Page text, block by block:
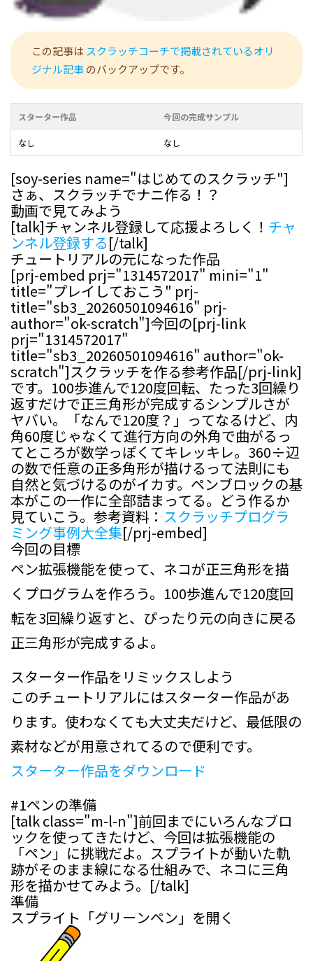
この記事は スクラッチコーチで掲載されているオリ
ジナル記事のバックアップです。
スターター作品
なし
今回の完成サンプル
なし
[soy-series name="はじめてのスクラッチ"]
さぁ、スクラッチでナニ作る！？
動画で見てみよう
[talk]チャンネル登録して応援よろしく！ チャ
ンネル登録する[/talk]
チュートリアルの元になった作品
[prj-embed prj="1314572017" mini="1"
title="プレイしておこう" prj-
title="sb3_20260501094616" prj-
author="ok-scratch"]今回の[prj-link
prj="1314572017"
title="sb3_20260501094616" author="ok-
scratch"]スクラッチを作る参考作品[/prj-link]
です。100歩進んで120度回転、たった3回繰り
返すだけで正三角形が完成するシンプルさが
ヤバい。「なんで120度？」ってなるけど、内
角60度じゃなくて進行方向の外角で曲がるっ
てところが数学っぽくてキレッキレ。360÷辺
の数で任意の正多角形が描けるって法則にも
自然と気づけるのがイカす。ペンブロックの基
本がこの一作に全部詰まってる。どう作るか
見ていこう。参考資料： スクラッチプログラ
ミング事例大全集[/prj-embed]
今回の目標
ペン拡張機能を使って、ネコが正三角形を描
くプログラムを作ろう。100歩進んで120度回
転を3回繰り返すと、ぴったり元の向きに戻る
正三角形が完成するよ。
スターター作品をリミックスしよう
このチュートリアルにはスターター作品があ
ります。使わなくても大丈夫だけど、最低限の
素材などが用意されてるので便利です。
スターター作品をダウンロード
#1ペンの準備
[talk class="m-l-n"]前回までにいろんなブロ
ックを使ってきたけど、今回は拡張機能の
「ペン」に挑戦だよ。スプライトが動いた軌
跡がそのまま線になる仕組みで、ネコに三角
形を描かせてみよう。[/talk]
準備
スプライト「グリーンペン」を開く